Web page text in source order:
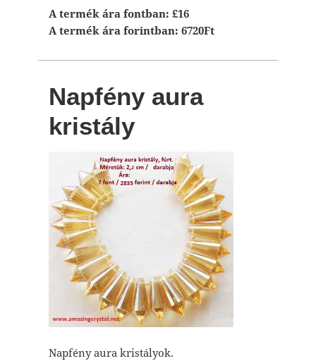
A termék ára fontban: £16
A termék ára forintban: 6720Ft
Napfény aura
kristály
Napfény aura kristályok.